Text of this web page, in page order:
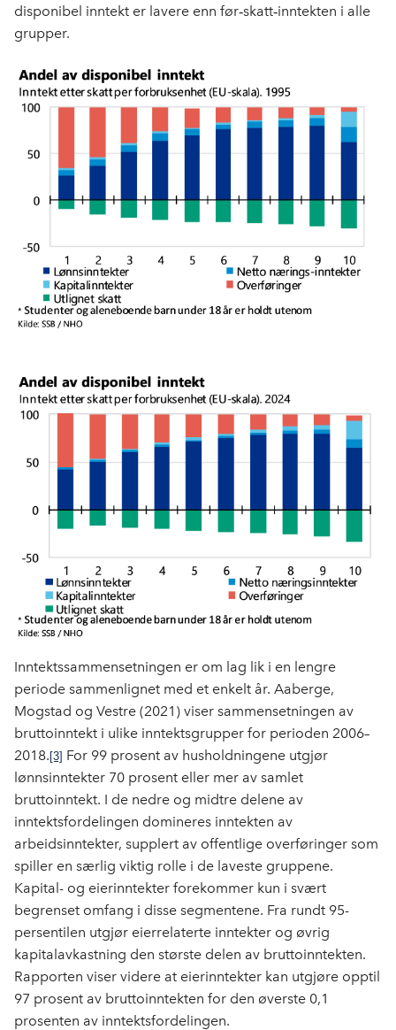
disponibel inntekt er lavere enn før‑skatt‑inntekten i alle
grupper.
Inntektssammensetningen er om lag lik i en lengre
periode sammenlignet med et enkelt år. Aaberge,
Mogstad og Vestre (2021) viser sammensetningen av
bruttoinntekt i ulike inntektsgrupper for perioden 2006–
2018. [3] For 99 prosent av husholdningene utgjør
lønnsinntekter 70 prosent eller mer av samlet
bruttoinntekt. I de nedre og midtre delene av
inntektsfordelingen domineres inntekten av
arbeidsinntekter, supplert av offentlige overføringer som
spiller en særlig viktig rolle i de laveste gruppene.
Kapital- og eierinntekter forekommer kun i svært
begrenset omfang i disse segmentene. Fra rundt 95-
persentilen utgjør eierrelaterte inntekter og øvrig
kapitalavkastning den største delen av bruttoinntekten.
Rapporten viser videre at eierinntekter kan utgjøre opptil
97 prosent av bruttoinntekten for den øverste 0,1
prosenten av inntektsfordelingen.